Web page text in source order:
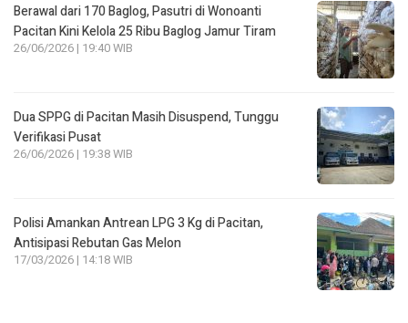
Berawal dari 170 Baglog, Pasutri di Wonoanti
Pacitan Kini Kelola 25 Ribu Baglog Jamur Tiram
26/06/2026 | 19:40 WIB
Dua SPPG di Pacitan Masih Disuspend, Tunggu
Verifikasi Pusat
26/06/2026 | 19:38 WIB
Polisi Amankan Antrean LPG 3 Kg di Pacitan,
Antisipasi Rebutan Gas Melon
17/03/2026 | 14:18 WIB